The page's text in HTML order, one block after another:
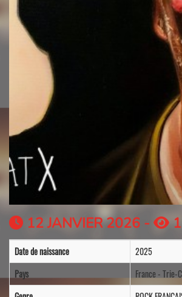
12 JANVIER 2026 -
Date de naissance
2025
Pays
France - Trie-